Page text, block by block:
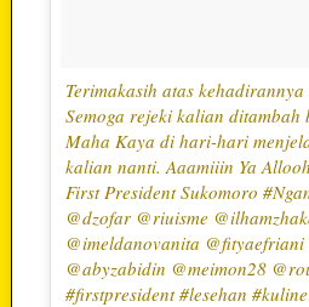
Terimakasih atas kehadirannya
Semoga rejeki kalian ditambah
Maha Kaya di hari-hari
kalian nanti. Aaamiiin Ya
First President Sukomoro
@dzofar @riuisme
@imeldanovanita
@abyzabidin @meimon28
#firstpresident #lesehan